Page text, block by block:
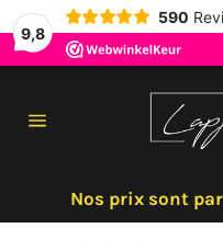
9,8
590
contenu
Nos prix sont